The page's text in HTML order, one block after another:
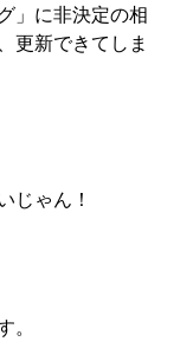
」に非決定の相
更新できてしま
じゃん！
。